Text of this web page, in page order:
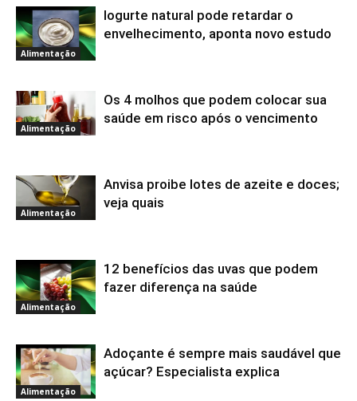
Alimentação
Iogurte natural pode retardar o
envelhecimento, aponta novo estudo
Alimentação
Os 4 molhos que podem colocar sua
saúde em risco após o vencimento
Alimentação
Anvisa proibe lotes de azeite e doces;
veja quais
Alimentação
12 benefícios das uvas que podem
fazer diferença na saúde
Alimentação
Adoçante é sempre mais saudável que
açúcar? Especialista explica